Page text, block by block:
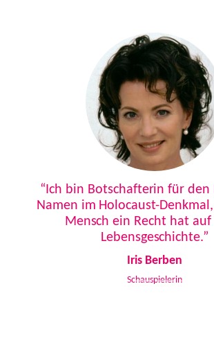
“Ich bin Botschafterin für den
Namen im Holocaust-
Mensch ein Recht hat auf
Lebensgeschichte.”
Iris Berben
Schauspielerin